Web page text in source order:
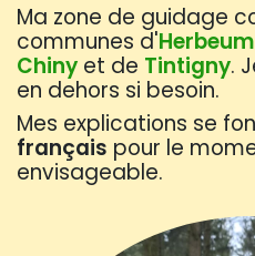
Ma zone de guidage
communes d'
Chiny et de Tintigny.
en dehors si besoin.
Mes explications se
français pour le
envisageable.